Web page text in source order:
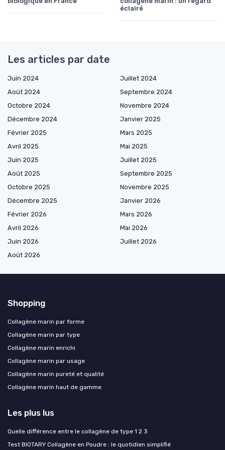
éclairé
Les articles par date
Juin 2024
Juillet 2024
Août 2024
Septembre 2024
Octobre 2024
Novembre 2024
Décembre 2024
Janvier 2025
Février 2025
Mars 2025
Avril 2025
Mai 2025
Juin 2025
Juillet 2025
Août 2025
Septembre 2025
Octobre 2025
Novembre 2025
Décembre 2025
Janvier 2026
Février 2026
Mars 2026
Avril 2026
Mai 2026
Juin 2026
Juillet 2026
Août 2026
Shopping
Collagène marin par forme
Collagène marin par type
Collagène marin enrichi
Collagène marin par usage
Collagène marin pureté et qualité
Collagène marin haut de gamme
Les plus lus
Quelle différence entre le collagène de type 1 2 3
Test BIOTARY Collagène en Poudre : le quotidien simplifié